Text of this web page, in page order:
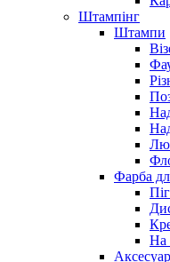
Штампінг
Штампи
Фарба
На